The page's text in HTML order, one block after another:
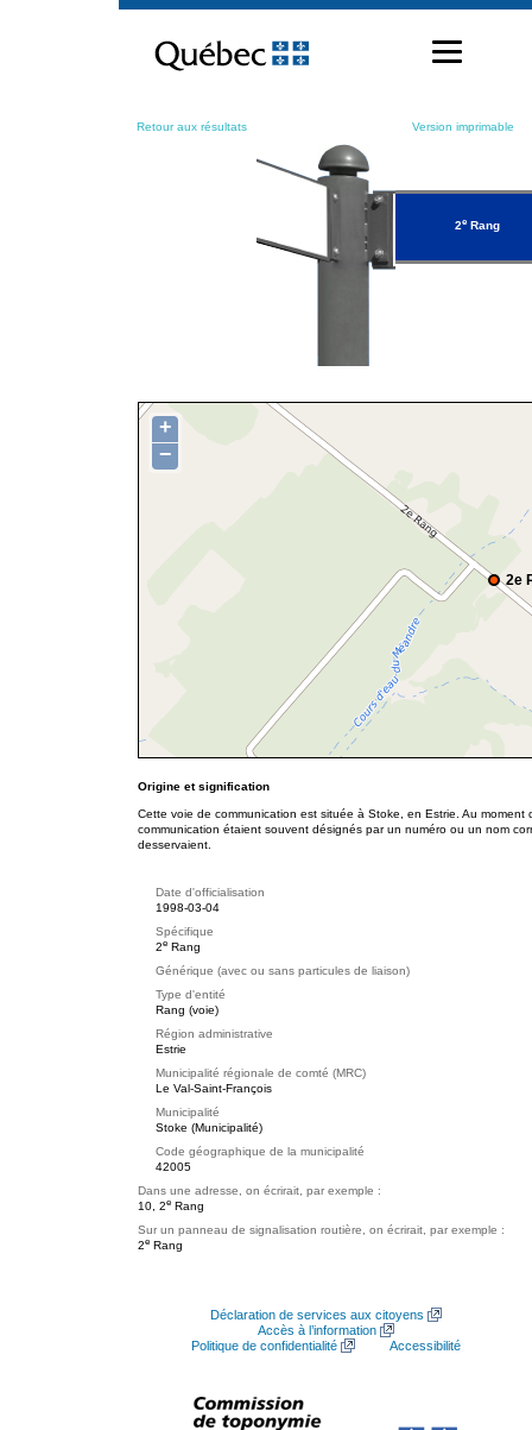
contenu
Retour aux résultats Version imprimable
2eRang
2e
+
−
Origine et signification
Cette voie de communication est située à Stoke, en Estrie. Au
communication étaient souvent désignés par un numéro ou un nom
desservaient.
Date d'officialisation
1998-03-04
Spécifique
2e Rang
Générique (avec ou sans particules de liaison)
Type d'entité
Rang (voie)
Région administrative
Estrie
Municipalité régionale de comté (MRC)
Le Val-Saint-François
Municipalité
Stoke (Municipalité)
Code géographique de la municipalité
42005
Dans une adresse, on écrirait, par exemple :
10, 2e Rang
Sur un panneau de signalisation routière, on écrirait, par exemple :
2e Rang
Déclaration de services aux citoyens
Accès à l’information
Politique de confidentialité
Accessibilité